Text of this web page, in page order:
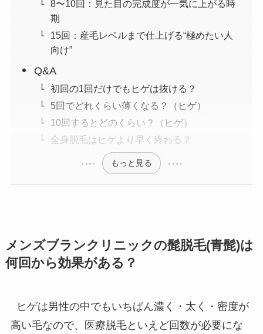
8〜10回：見た目の完成度が一気に上がる時
期
15回：産毛レベルまで仕上げる“極めたい人
向け”
Q&A
初回の1回だけでもヒゲは抜ける？
5回でどれくらい薄くなる？（ヒゲ）
10回するとどのくらい？（ヒゲ）
全身脱毛はヒゲより早く終わる？
もっと見る
メンズブランクリニックの髭脱毛(青髭)は
何回から効果がある？
ヒゲは男性の中でもいちばん濃く・太く・密度が
高い毛なので、医療脱毛といえど回数が必要にな